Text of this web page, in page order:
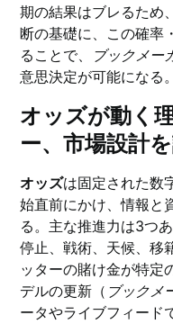
期の結果はブレるため
断の基礎に、この確率
ることで、
ブックメー
意思決定が可能になる。
オッズが動く
ー、市場設計
オッズは固定された数
始直前にかけ、情報と
る。主な推進力は3つ
停止、戦術、天候、移
ッターの賭け金が特定
デルの更新（ ブックメ
ータやライブフィード